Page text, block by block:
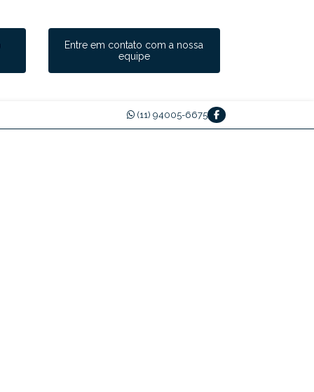
Entre em contato com a nossa
equipe
(11) 94005-6675